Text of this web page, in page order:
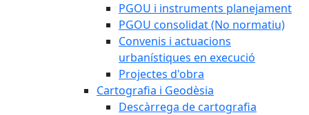
PGOU i instruments planejament
PGOU consolidat (No normatiu)
Convenis i actuacions
urbanístiques en execució
Projectes d'obra
Cartografia i Geodèsia
Descàrrega de cartografia